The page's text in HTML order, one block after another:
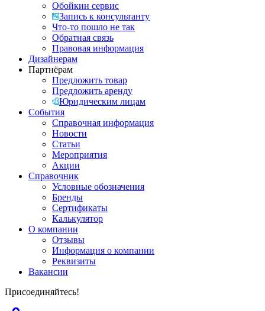
Обойкин сервис
Запись к консультанту
Что-то пошло не так
Обратная связь
Правовая информация
Дизайнерам
Партнёрам
Предложить товар
Предложить аренду
Юридическим лицам
События
Справочная информация
Новости
Статьи
Мероприятия
Акции
Справочник
Условные обозначения
Бренды
Сертификаты
Калькулятор
О компании
Отзывы
Информация о компании
Реквизиты
Вакансии
Присоединяйтесь!